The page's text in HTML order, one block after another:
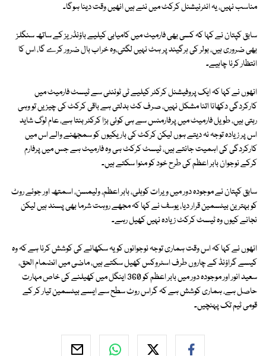
مناسب نہیں، یہ انٹرنیشنل کرکٹ میں نئے ہیں انھیں وقت دینا ہوگا۔
سابق کپتان نے کہا کہ کسی بھی فارمیٹ میں کامیابی کیلیے باؤنڈریز کے ساتھ سنگلز
بھی ضروری ہیں، بولر کی ہرگیند پر ہٹ نہیں لگتی،وہ خراب بال ضرور کرے گا، اس کا
انتظار کرنا چاہیے۔
انھوں نے کہا کہ ایک پروفیشنل کرکٹر کیلیے ٹی ٹوئنٹی سے ٹیسٹ فارمیٹ میں
کارکردگی دکھانا اتنا مشکل نہیں، صرف کٹ بدلتی ہے باقی کرکٹ کی چیزیں تو وہی
رہتی ہیں، طویل فارمیٹ میں پرفارمنس سے ہی کوئی بڑا کرکٹر بنتا ہے، عام لوگ شاید
اس پر زیادہ توجہ نہ دیتے ہوں لیکن کرکٹ کی باریکیوں کو سمجھنے والے اس میں
کارکردگی کی اہمیت جانتے ہیں، ٹیسٹ کرکٹ ہی وہ فارمیٹ ہے جس میں پرفارم
کرکے نوجوان بابر اعظم کی طرح خود کو منوا سکتے ہیں۔
سابق کپتان نے موجودہ دور میں ویرات کوہلی، بابر اعظم، ولیمسن، اسمتھ اور جوئے روٹ
کو بہترین بیٹسمین قرار دیا، یوسف نے کہا کہ مجھے روہت شرما بھی پسند ہیں لیکن
نجانے کیوں وہ ٹیسٹ کرکٹ زیادہ نہیں کھیل رہے۔
انھوں نے کہا کہ اس وقت ہماری توجہ نوجوانوں کو یہ سکھانے کی کوشش کرنا ہے کہ وہ
کیسے گراؤنڈ کے چاروں طرف اسٹروکس کھیل سکتے ہیں، ماضی میں انضمام الحق،
سعید انور اور موجودہ دور میں بابر اعظم کو 360 اینگل میں کھیلنے کی خاص مہارت
حاصل ہے، ہماری کوشش ہے کہ گراس روٹ سطح سے ایسے بیٹسمین تیار کر کے
قومی ٹیم تک پہنچیں۔